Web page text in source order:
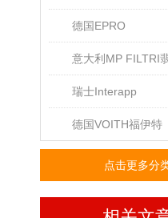
德国EPRO
意大利MP FILTRI
瑞士Interapp
德国VOITH福伊特
点击更多分